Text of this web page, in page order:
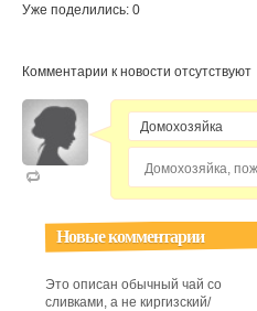
Уже поделились: 0
Комментарии к новости отсутствуют
Новые комментарии
Это описан обычный чай со
сливками, а не киргизский/